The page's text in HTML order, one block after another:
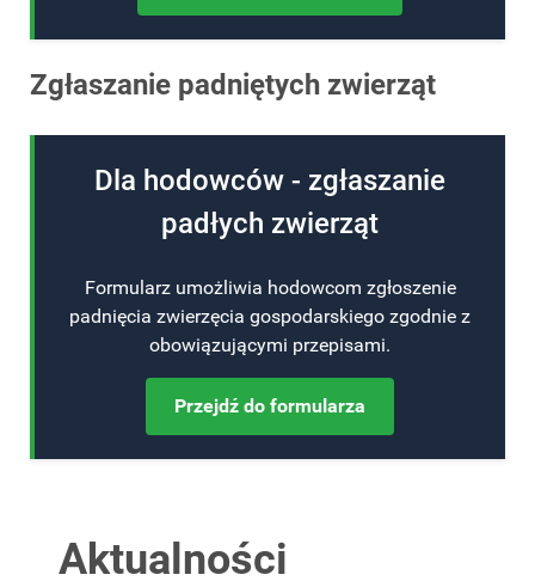
Zgłaszanie padniętych zwierząt
Dla hodowców - zgłaszanie
padłych zwierząt
Formularz umożliwia hodowcom zgłoszenie
padnięcia zwierzęcia gospodarskiego zgodnie z
obowiązującymi przepisami.
Przejdź do formularza
Aktualności